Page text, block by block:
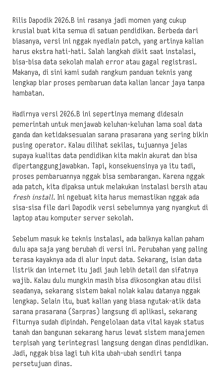
Rilis Dapodik 2026.B ini rasanya jadi momen yang cukup
krusial buat kita semua di satuan pendidikan. Berbeda dari
biasanya, versi ini nggak nyediain patch, yang artinya kalian
harus ekstra hati-hati. Salah langkah dikit saat instalasi,
bisa-bisa data sekolah malah error atau gagal registrasi.
Makanya, di sini kami sudah rangkum panduan teknis yang
lengkap biar proses pembaruan data kalian lancar jaya tanpa
hambatan.
Hadirnya versi 2026.B ini sepertinya memang didesain
pemerintah untuk menjawab keluhan-keluhan lama soal data
ganda dan ketidaksesuaian sarana prasarana yang sering bikin
pusing operator. Kalau dilihat sekilas, tujuannya jelas
supaya kualitas data pendidikan kita makin akurat dan bisa
dipertanggungjawabkan. Tapi, konsekuensinya ya itu tadi,
proses pembaruannya nggak bisa sembarangan. Karena nggak
ada patch, kita dipaksa untuk melakukan instalasi bersih atau
fresh install. Ini ngebuat kita harus memastikan nggak ada
sisa-sisa file dari Dapodik versi sebelumnya yang nyangkut di
laptop atau komputer server sekolah.
Sebelum masuk ke teknis instalasi, ada baiknya kalian paham
dulu apa saja yang berubah di versi ini. Perubahan yang paling
terasa kayaknya ada di alur input data. Sekarang, isian data
listrik dan internet itu jadi jauh lebih detail dan sifatnya
wajib. Kalau dulu mungkin masih bisa dikosongkan atau diisi
seadanya, sekarang sistem bakal nolak kalau datanya nggak
lengkap. Selain itu, buat kalian yang biasa ngutak-atik data
sarana prasarana (Sarpras) langsung di aplikasi, sekarang
fiturnya sudah dipindah. Pengelolaan data vital kayak status
tanah dan bangunan sekarang harus lewat sistem manajemen
terpisah yang terintegrasi langsung dengan dinas pendidikan.
Jadi, nggak bisa lagi tuh kita ubah-ubah sendiri tanpa
persetujuan dinas.